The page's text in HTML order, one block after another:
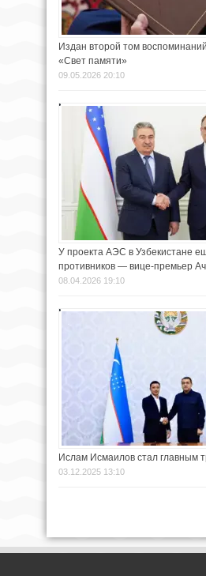
Издан второй том
«Свет памяти»
09.05.2026 20:10
У проекта АЭС в Узбекистане
противников — вице-премьер
08.04.2026 19:10
Ислам Исмаилов стал главным
03.12.2025 13:10